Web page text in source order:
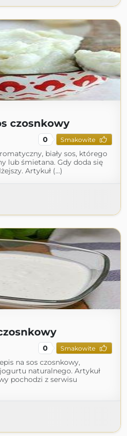
czosnkowy
0 Smakowite
biały sos, którego
lub śmietana. Gdy doda się
Artykuł (...)
0 Smakowite
na sos czosnkowy,
naturalnego. Artykuł
pochodzi z serwisu